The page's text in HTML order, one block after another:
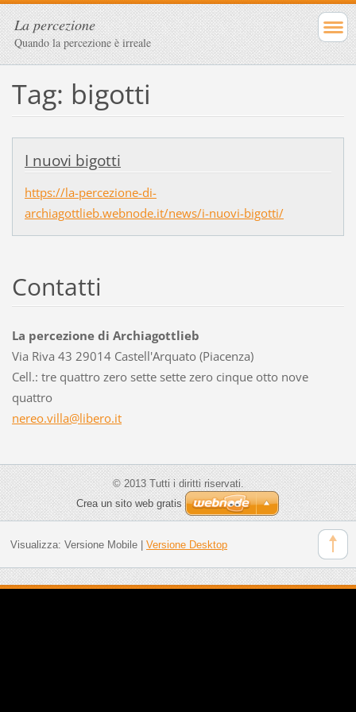
La percezione
Quando la percezione è irreale
Tag: bigotti
I nuovi bigotti
https://la-percezione-di-
archiagottlieb.webnode.it/news/i-nuovi-bigotti/
Contatti
La percezione di Archiagottlieb
Via Riva 43 29014 Castell'Arquato (Piacenza)
Cell.: tre quattro zero sette sette zero cinque otto nove
quattro
nereo.villa@libero.it
© 2013 Tutti i diritti riservati.
Crea un sito web gratis
Visualizza: Versione Mobile| Versione Desktop